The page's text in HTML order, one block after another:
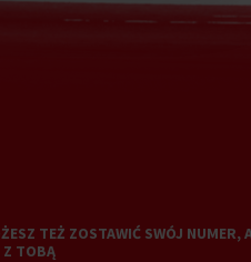
TEŻ ZOSTAWIĆ SWÓJ NUMER,
Z TOBĄ